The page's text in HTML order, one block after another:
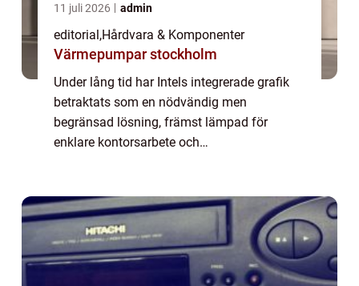
11 juli 2026 admin
editorial,Hårdvara & Komponenter
Värmepumpar stockholm
Under lång tid har Intels integrerade grafik
betraktats som en nödvändig men
begränsad lösning, främst lämpad för
enklare kontorsarbete och